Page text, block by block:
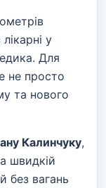
у
Для
не просто
та нового
Калинчуку,
швидкій
без вагань